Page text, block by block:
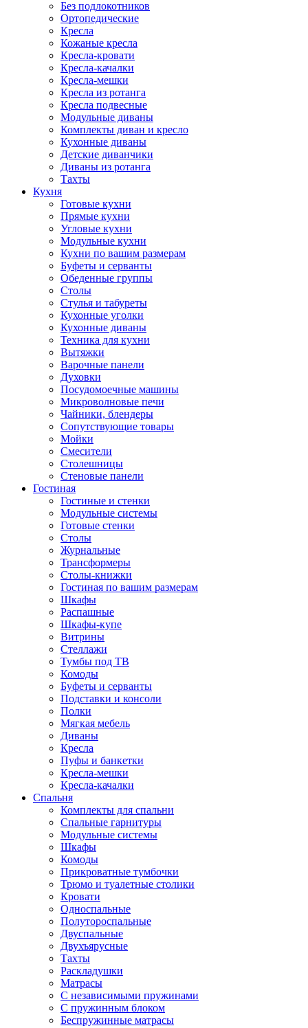
Без подлокотников
Ортопедические
Кресла
Кожаные кресла
Кресла-кровати
Кресла-качалки
Кресла-мешки
Кресла из ротанга
Кресла подвесные
Модульные диваны
Комплекты диван и кресло
Кухонные диваны
Детские диванчики
Диваны из ротанга
Тахты
Кухня
Готовые кухни
Прямые кухни
Угловые кухни
Модульные кухни
Кухни по вашим размерам
Буфеты и серванты
Обеденные группы
Столы
Стулья и табуреты
Кухонные уголки
Кухонные диваны
Техника для кухни
Вытяжки
Варочные панели
Духовки
Посудомоечные машины
Микроволновые печи
Чайники, блендеры
Сопутствующие товары
Мойки
Смесители
Столешницы
Стеновые панели
Гостиная
Гостиные и стенки
Модульные системы
Готовые стенки
Столы
Журнальные
Трансформеры
Столы-книжки
Гостиная по вашим размерам
Шкафы
Распашные
Шкафы-купе
Витрины
Стеллажи
Тумбы под ТВ
Комоды
Буфеты и серванты
Подставки и консоли
Полки
Мягкая мебель
Диваны
Кресла
Пуфы и банкетки
Кресла-мешки
Кресла-качалки
Спальня
Комплекты для спальни
Спальные гарнитуры
Модульные системы
Шкафы
Комоды
Прикроватные тумбочки
Трюмо и туалетные столики
Кровати
Односпальные
Полутороспальные
Двуспальные
Двухъярусные
Тахты
Раскладушки
Матрасы
С независимыми пружинами
С пружинным блоком
Беспружинные матрасы